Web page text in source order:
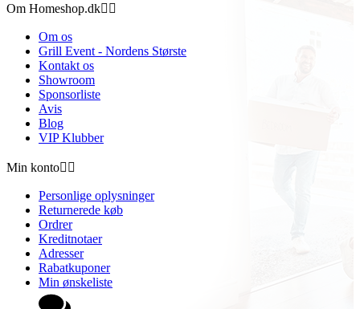
Om Homeshop.dk 
Om os
Grill Event - Nordens Største
Kontakt os
Showroom
Sponsorliste
Avis
Blog
VIP Klubber
Min konto 
Personlige oplysninger
Returnerede køb
Ordrer
Kreditnotaer
Adresser
Rabatkuponer
Min ønskeliste